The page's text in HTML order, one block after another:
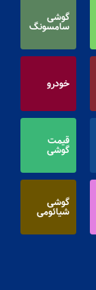
گوشی
سامسونگ
خودرو
قیمت
گوشی
گوشی
شیائومی